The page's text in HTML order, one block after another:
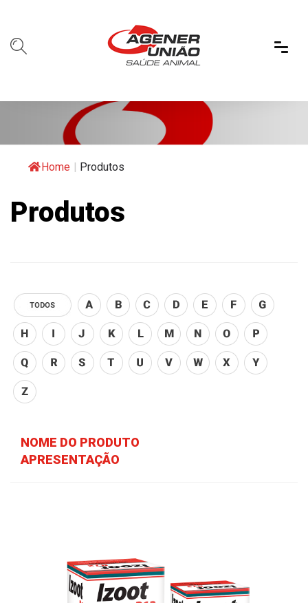
Home | Produtos
Produtos
NOME DO PRODUTO
APRESENTAÇÃO